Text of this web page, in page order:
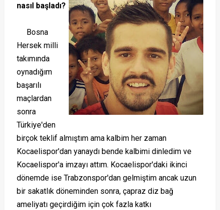
nasıl başladı?
Bosna
Hersek milli
takımında
oynadığım
başarılı
maçlardan
sonra
Türkiye'den
birçok teklif almıştım ama kalbim her zaman
Kocaelispor'dan yanaydı bende kalbimi dinledim ve
Kocaelispor'a imzayı attım. Kocaelispor'daki ikinci
dönemde ise Trabzonspor'dan gelmiştim ancak uzun
bir sakatlık döneminden sonra, çapraz diz bağ
ameliyatı geçirdiğim için çok fazla katkı